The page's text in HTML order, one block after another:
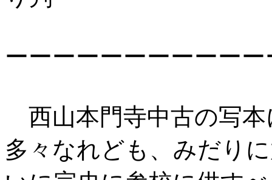
ーーーーーーーーーー
西山本門寺中古の写本
多々なれども、みだり